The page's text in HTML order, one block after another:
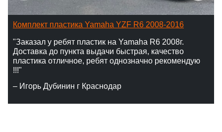
Комплект пластика Yamaha YZF R6 2008-2016
"Заказал у ребят пластик на Yamaha R6 2008г.
Доставка до пункта выдачи быстрая, качество
пластика отличное, ребят однозначно рекомендую
!!!"
– Игорь Дубинин г Краснодар